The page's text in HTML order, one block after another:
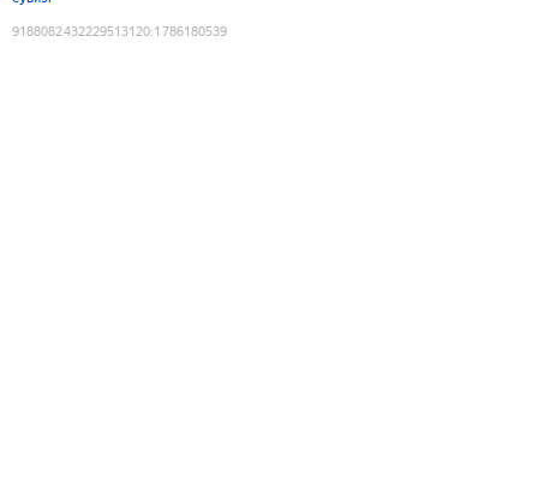
9188082432229513120:1786180539